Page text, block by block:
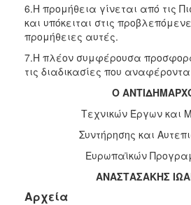
6.Η προμήθεια γίνεται από τις
και υπόκειται στις
προμήθειες αυτές.
7.Η πλέον συμφέρουσα
τις διαδικασίες που
Ο
Τεχνικών Έργων και
Συντήρησης και
Ευρωπαϊκών
ΑΝΑΣΤΑΣΑΚΗΣ
Αρχεία